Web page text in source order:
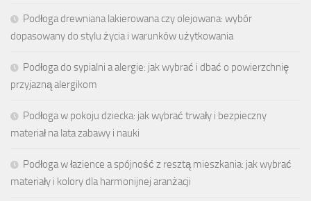
Podłoga drewniana lakierowana czy olejowana: wybór
dopasowany do stylu życia i warunków użytkowania
Podłoga do sypialni a alergie: jak wybrać i dbać o powierzchnię
przyjazną alergikom
Podłoga w pokoju dziecka: jak wybrać trwały i bezpieczny
materiał na lata zabawy i nauki
Podłoga w łazience a spójność z resztą mieszkania: jak wybrać
materiały i kolory dla harmonijnej aranżacji